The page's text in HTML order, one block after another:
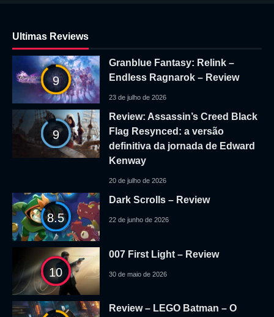
Ultimas Reviews
9
Granblue Fantasy: Relink –
Endless Ragnarok – Review
23 de julho de 2026
9
Review: Assassin’s Creed Black
Flag Resynced: a versão
definitiva da jornada de Edward
Kenway
20 de julho de 2026
8.5
Dark Scrolls – Review
22 de junho de 2026
10
007 First Light – Review
30 de maio de 2026
Review – LEGO Batman – O